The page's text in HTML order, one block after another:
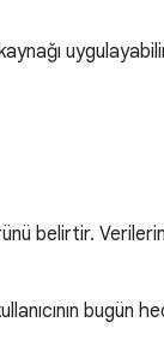
belirtir.
bugün